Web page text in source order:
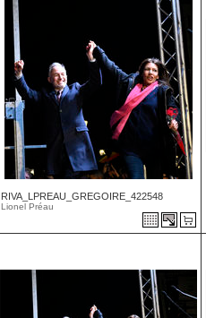
RIVA_LPREAU_GREGOIRE_422548
Lionel Préau